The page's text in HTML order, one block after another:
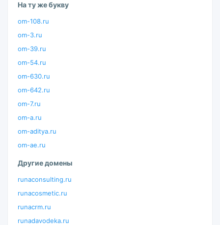
На ту же букву
om-108.ru
om-3.ru
om-39.ru
om-54.ru
om-630.ru
om-642.ru
om-7.ru
om-a.ru
om-aditya.ru
om-ae.ru
Другие домены
runaconsulting.ru
runacosmetic.ru
runacrm.ru
runadavodeka.ru